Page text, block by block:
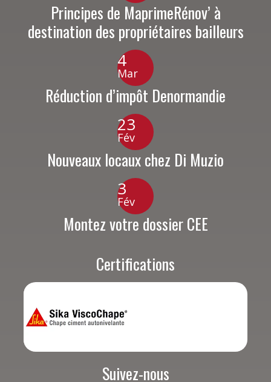
Principes de MaprimeRénov’ à
destination des propriétaires bailleurs
4
Mar
Réduction d’impôt Denormandie
23
Fév
Nouveaux locaux chez Di Muzio
3
Fév
Montez votre dossier CEE
Certifications
Suivez-nous